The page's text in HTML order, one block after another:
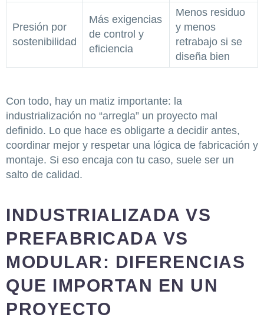
Presión por
sostenibilidad
Más exigencias
de control y
eficiencia
Menos residuo
y menos
retrabajo si se
diseña bien
Con todo, hay un matiz importante: la
industrialización no “arregla” un proyecto mal
definido. Lo que hace es obligarte a decidir antes,
coordinar mejor y respetar una lógica de fabricación y
montaje. Si eso encaja con tu caso, suele ser un
salto de calidad.
INDUSTRIALIZADA VS
PREFABRICADA VS
MODULAR: DIFERENCIAS
QUE IMPORTAN EN UN
PROYECTO